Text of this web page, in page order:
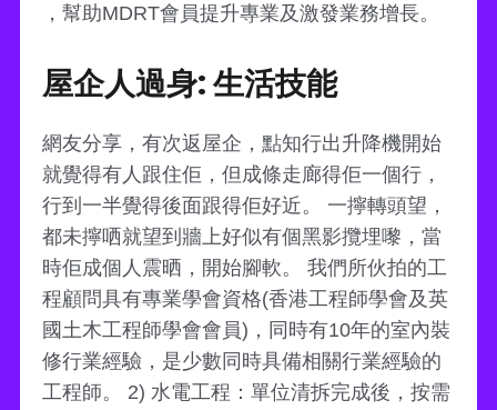
，幫助MDRT會員提升專業及激發業務增長。
屋企人過身: 生活技能
網友分享，有次返屋企，點知行出升降機開始
就覺得有人跟住佢，但成條走廊得佢一個行，
行到一半覺得後面跟得佢好近。 一擰轉頭望，
都未擰哂就望到牆上好似有個黑影攬埋嚟，當
時佢成個人震晒，開始腳軟。 我們所伙拍的工
程顧問具有專業學會資格(香港工程師學會及英
國土木工程師學會會員)，同時有10年的室內裝
修行業經驗，是少數同時具備相關行業經驗的
工程師。 2) 水電工程：單位清拆完成後，按需